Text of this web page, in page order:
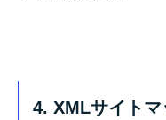
4. XMLサイト